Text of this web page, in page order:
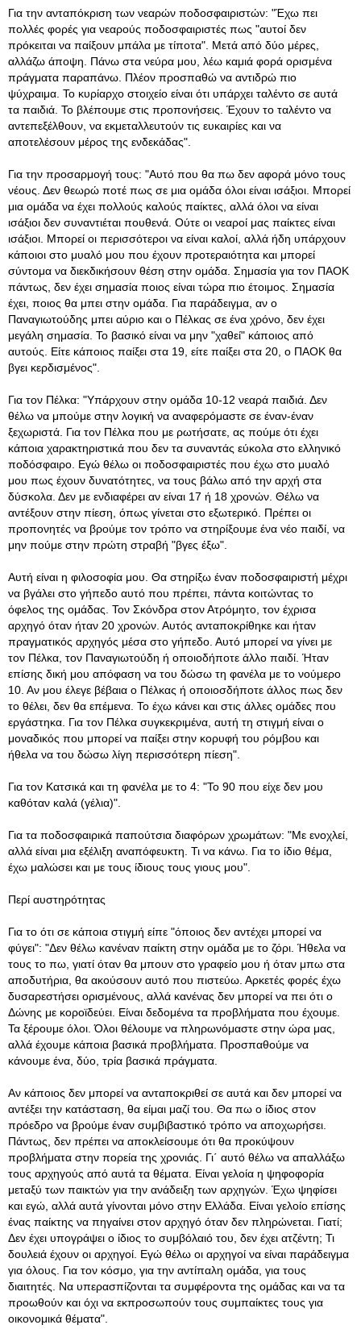
Για την ανταπόκριση των νεαρών ποδοσφαιριστών: "Έχω πει
πολλές φορές για νεαρούς ποδοσφαιριστές πως "αυτοί δεν
πρόκειται να παίξουν μπάλα με τίποτα". Μετά από δύο μέρες,
αλλάζω άποψη. Πάνω στα νεύρα μου, λέω καμιά φορά ορισμένα
πράγματα παραπάνω. Πλέον προσπαθώ να αντιδρώ πιο
ψύχραιμα. Το κυρίαρχο στοιχείο είναι ότι υπάρχει ταλέντο σε αυτά
τα παιδιά. Το βλέπουμε στις προπονήσεις. Έχουν το ταλέντο να
αντεπεξέλθουν, να εκμεταλλευτούν τις ευκαιρίες και να
αποτελέσουν μέρος της ενδεκάδας".
Για την προσαρμογή τους: "Αυτό που θα πω δεν αφορά μόνο τους
νέους. Δεν θεωρώ ποτέ πως σε μια ομάδα όλοι είναι ισάξιοι. Μπορεί
μια ομάδα να έχει πολλούς καλούς παίκτες, αλλά όλοι να είναι
ισάξιοι δεν συναντιέται πουθενά. Ούτε οι νεαροί μας παίκτες είναι
ισάξιοι. Μπορεί οι περισσότεροι να είναι καλοί, αλλά ήδη υπάρχουν
κάποιοι στο μυαλό μου που έχουν προτεραιότητα και μπορεί
σύντομα να διεκδικήσουν θέση στην ομάδα. Σημασία για τον ΠΑΟΚ
πάντως, δεν έχει σημασία ποιος είναι τώρα πιο έτοιμος. Σημασία
έχει, ποιος θα μπει στην ομάδα. Για παράδειγμα, αν ο
Παναγιωτούδης μπει αύριο και ο Πέλκας σε ένα χρόνο, δεν έχει
μεγάλη σημασία. Το βασικό είναι να μην "χαθεί" κάποιος από
αυτούς. Είτε κάποιος παίξει στα 19, είτε παίξει στα 20, ο ΠΑΟΚ θα
βγει κερδισμένος".
Για τον Πέλκα: "Υπάρχουν στην ομάδα 10-12 νεαρά παιδιά. Δεν
θέλω να μπούμε στην λογική να αναφερόμαστε σε έναν-έναν
ξεχωριστά. Για τον Πέλκα που με ρωτήσατε, ας πούμε ότι έχει
κάποια χαρακτηριστικά που δεν τα συναντάς εύκολα στο ελληνικό
ποδόσφαιρο. Εγώ θέλω οι ποδοσφαιριστές που έχω στο μυαλό
μου πως έχουν δυνατότητες, να τους βάλω από την αρχή στα
δύσκολα. Δεν με ενδιαφέρει αν είναι 17 ή 18 χρονών. Θέλω να
αντέξουν στην πίεση, όπως γίνεται στο εξωτερικό. Πρέπει οι
προπονητές να βρούμε τον τρόπο να στηρίξουμε ένα νέο παιδί, να
μην πούμε στην πρώτη στραβή "βγες έξω".
Αυτή είναι η φιλοσοφία μου. Θα στηρίξω έναν ποδοσφαιριστή μέχρι
να βγάλει στο γήπεδο αυτό που πρέπει, πάντα κοιτώντας το
όφελος της ομάδας. Τον Σκόνδρα στον Ατρόμητο, τον έχρισα
αρχηγό όταν ήταν 20 χρονών. Αυτός ανταποκρίθηκε και ήταν
πραγματικός αρχηγός μέσα στο γήπεδο. Αυτό μπορεί να γίνει με
τον Πέλκα, τον Παναγιωτούδη ή οποιοδήποτε άλλο παιδί. Ήταν
επίσης δική μου απόφαση να του δώσω τη φανέλα με το νούμερο
10. Αν μου έλεγε βέβαια ο Πέλκας ή οποιοσδήποτε άλλος πως δεν
το θέλει, δεν θα επέμενα. Το έχω κάνει και στις άλλες ομάδες που
εργάστηκα. Για τον Πέλκα συγκεκριμένα, αυτή τη στιγμή είναι ο
μοναδικός που μπορεί να παίξει στην κορυφή του ρόμβου και
ήθελα να του δώσω λίγη περισσότερη πίεση".
Για τον Κατσικά και τη φανέλα με το 4: "Το 90 που είχε δεν μου
καθόταν καλά (γέλια)".
Για τα ποδοσφαιρικά παπούτσια διαφόρων χρωμάτων: "Με ενοχλεί,
αλλά είναι μια εξέλιξη αναπόφευκτη. Τι να κάνω. Για το ίδιο θέμα,
έχω μαλώσει και με τους ίδιους τους γιους μου".
Περί αυστηρότητας
Για το ότι σε κάποια στιγμή είπε "όποιος δεν αντέχει μπορεί να
φύγει": "Δεν θέλω κανέναν παίκτη στην ομάδα με το ζόρι. Ήθελα να
τους το πω, γιατί όταν θα μπουν στο γραφείο μου ή όταν μπω στα
αποδυτήρια, θα ακούσουν αυτό που πιστεύω. Αρκετές φορές έχω
δυσαρεστήσει ορισμένους, αλλά κανένας δεν μπορεί να πει ότι ο
Δώνης με κοροϊδεύει. Είναι δεδομένα τα προβλήματα που έχουμε.
Τα ξέρουμε όλοι. Όλοι θέλουμε να πληρωνόμαστε στην ώρα μας,
αλλά έχουμε κάποια βασικά προβλήματα. Προσπαθούμε να
κάνουμε ένα, δύο, τρία βασικά πράγματα.
Αν κάποιος δεν μπορεί να ανταποκριθεί σε αυτά και δεν μπορεί να
αντέξει την κατάσταση, θα είμαι μαζί του. Θα πω ο ίδιος στον
πρόεδρο να βρούμε έναν συμβιβαστικό τρόπο να αποχωρήσει.
Πάντως, δεν πρέπει να αποκλείσουμε ότι θα προκύψουν
προβλήματα στην πορεία της χρονιάς. Γι΄ αυτό θέλω να απαλλάξω
τους αρχηγούς από αυτά τα θέματα. Είναι γελοία η ψηφοφορία
μεταξύ των παικτών για την ανάδειξη των αρχηγών. Έχω ψηφίσει
και εγώ, αλλά αυτά γίνονται μόνο στην Ελλάδα. Είναι γελοίο επίσης
ένας παίκτης να πηγαίνει στον αρχηγό όταν δεν πληρώνεται. Γιατί;
Δεν έχει υπογράψει ο ίδιος το συμβόλαιό του, δεν έχει ατζέντη; Τι
δουλειά έχουν οι αρχηγοί. Εγώ θέλω οι αρχηγοί να είναι παράδειγμα
για όλους. Για τον κόσμο, για την αντίπαλη ομάδα, για τους
διαιτητές. Να υπερασπίζονται τα συμφέροντα της ομάδας και να τα
προωθούν και όχι να εκπροσωπούν τους συμπαίκτες τους για
οικονομικά θέματα".